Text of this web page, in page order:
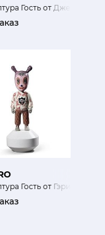
Гость от Джейд
(мини)
Гость от Гэри